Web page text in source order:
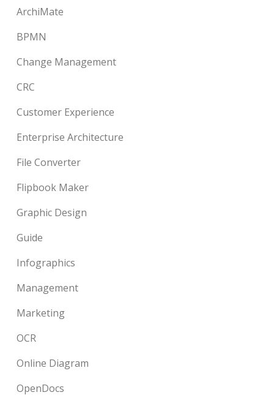
ArchiMate
BPMN
Change Management
CRC
Customer Experience
Enterprise Architecture
File Converter
Flipbook Maker
Graphic Design
Guide
Infographics
Management
Marketing
OCR
Online Diagram
OpenDocs